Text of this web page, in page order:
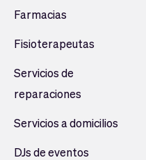
Farmacias
Fisioterapeutas
Servicios de
reparaciones
Servicios a domicilios
DJs de eventos